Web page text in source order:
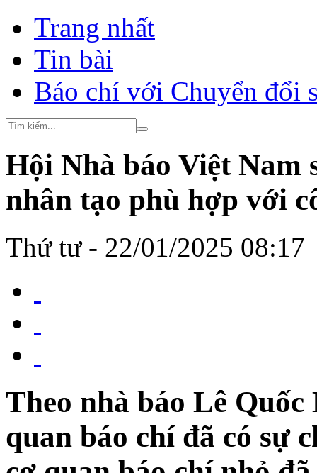
Trang nhất
Tin bài
Báo chí với Chuyển đổi
Hội Nhà báo Việt Nam
nhân tạo phù hợp với
Thứ tư - 22/01/2025 08:17
Theo nhà báo Lê
quan báo chí đã có sự